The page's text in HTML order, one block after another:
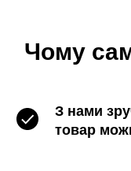
Чому
З нами
товар